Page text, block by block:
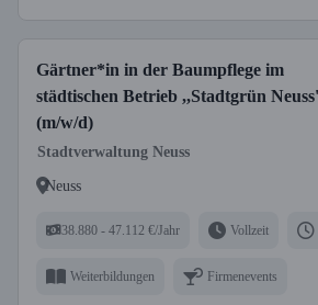
Gärtner*in in der Baumpflege im
städtischen Betrieb ,,Stadtgrün
(m/w/d)
Stadtverwaltung Neuss
Neuss
38.880 - 47.112 €/Jahr Vollzeit
Weiterbildungen Firmenevents